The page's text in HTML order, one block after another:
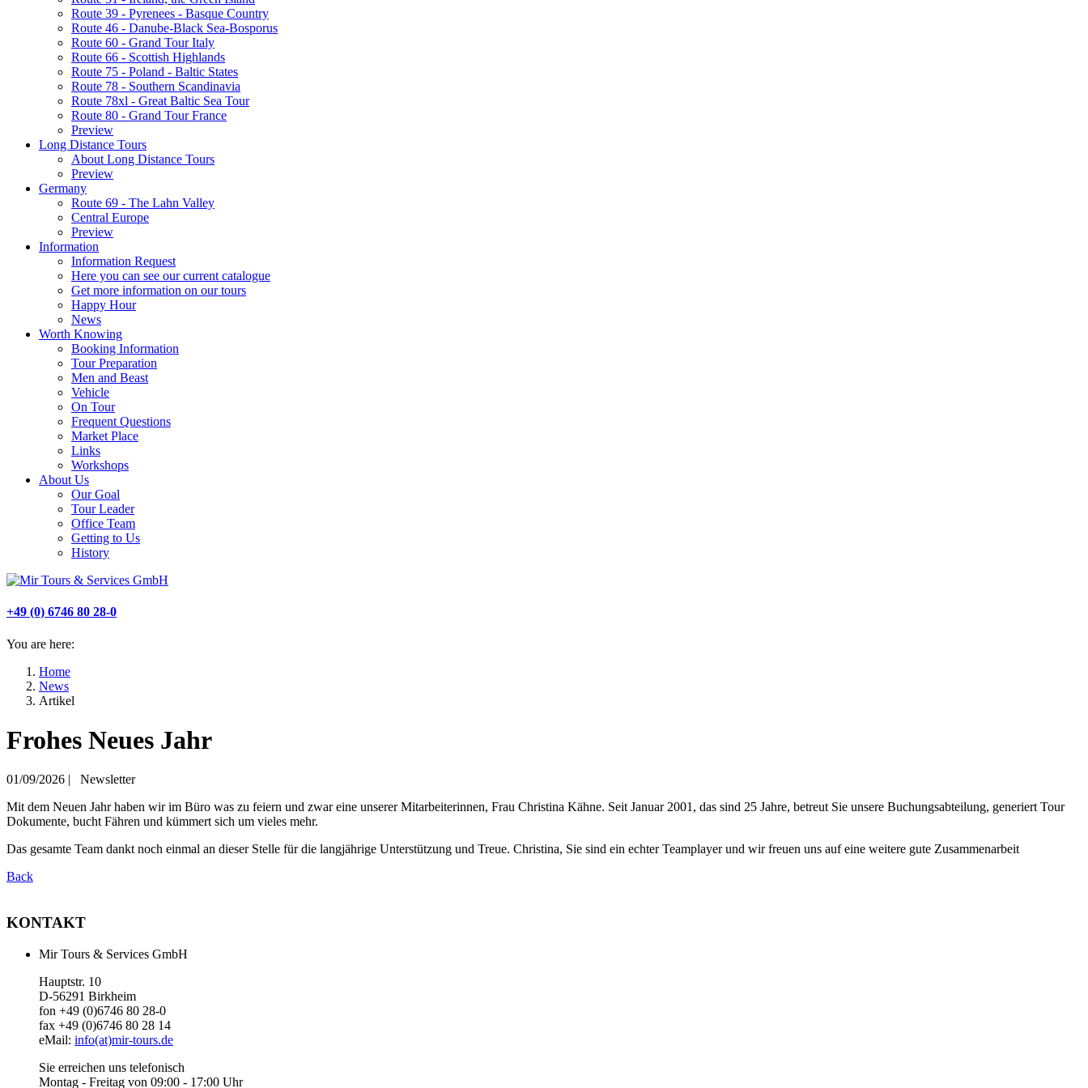
Route 39 - Pyrenees - Basque Country
Route 46 - Danube-Black Sea-Bosporus
Route 60 - Grand Tour Italy
Route 66 - Scottish Highlands
Route 75 - Poland - Baltic States
Route 78 - Southern Scandinavia
Route 78xl - Great Baltic Sea Tour
Route 80 - Grand Tour France
Preview
Long Distance Tours
About Long Distance Tours
Preview
Germany
Route 69 - The Lahn Valley
Central Europe
Preview
Information
Information Request
Here you can see our current catalogue
Get more information on our tours
Happy Hour
News
Worth Knowing
Booking Information
Tour Preparation
Men and Beast
Vehicle
On Tour
Frequent Questions
Market Place
Links
Workshops
About Us
Our Goal
Tour Leader
Office Team
Getting to Us
History
+49 (0) 6746 80 28-0
You are here:
Home
News
Artikel
Frohes Neues Jahr
01/09/2026 |
Newsletter
Mit dem Neuen Jahr haben wir im Büro was zu feiern und zwar eine unserer Mitarbeiterinnen, Frau Christina Kähne. Seit Januar 2001, das sind 25 Jahre, betreut Sie unsere Buchungsabteilung, generiert Tour
Dokumente, bucht Fähren und kümmert sich um vieles mehr.
Das gesamte Team dankt noch einmal an dieser Stelle für die langjährige Unterstützung und Treue. Christina, Sie sind ein echter Teamplayer und wir freuen uns auf eine weitere gute Zusammenarbeit
Back
KONTAKT
Mir Tours & Services GmbH
Hauptstr. 10
D-56291 Birkheim
fon +49 (0)6746 80 28-0
fax +49 (0)6746 80 28 14
eMail: info(at)mir-tours.de
Sie erreichen uns telefonisch
Montag - Freitag von 09:00 - 17:00 Uhr